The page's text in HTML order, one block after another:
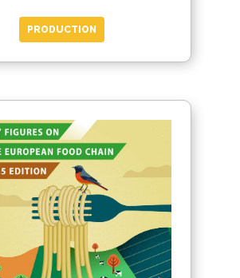
PRODUCTION